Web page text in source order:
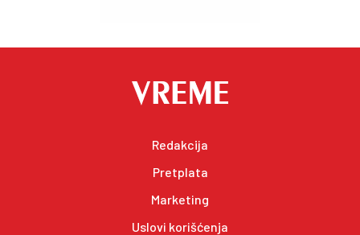
Redakcija
Pretplata
Marketing
Uslovi korišćenja